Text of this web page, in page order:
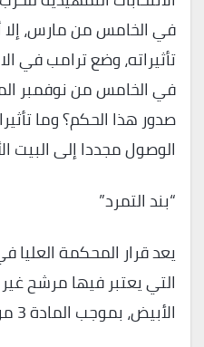
في الخامس من مارس، إلا
تأثيراته، وضع ترامب في
في الخامس من نوفمبر
صدور هذا الحكم؟ وما
الوصول مجددا إلى البيت
“بند التمرد”
يعد قرار المحكمة العليا
التي يعتبر فيها مرشح
الأبيض، بموجب المادة 3 من التعديل الرابع عشر